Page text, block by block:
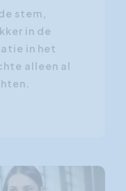
stem,
in de
in het
alleen al